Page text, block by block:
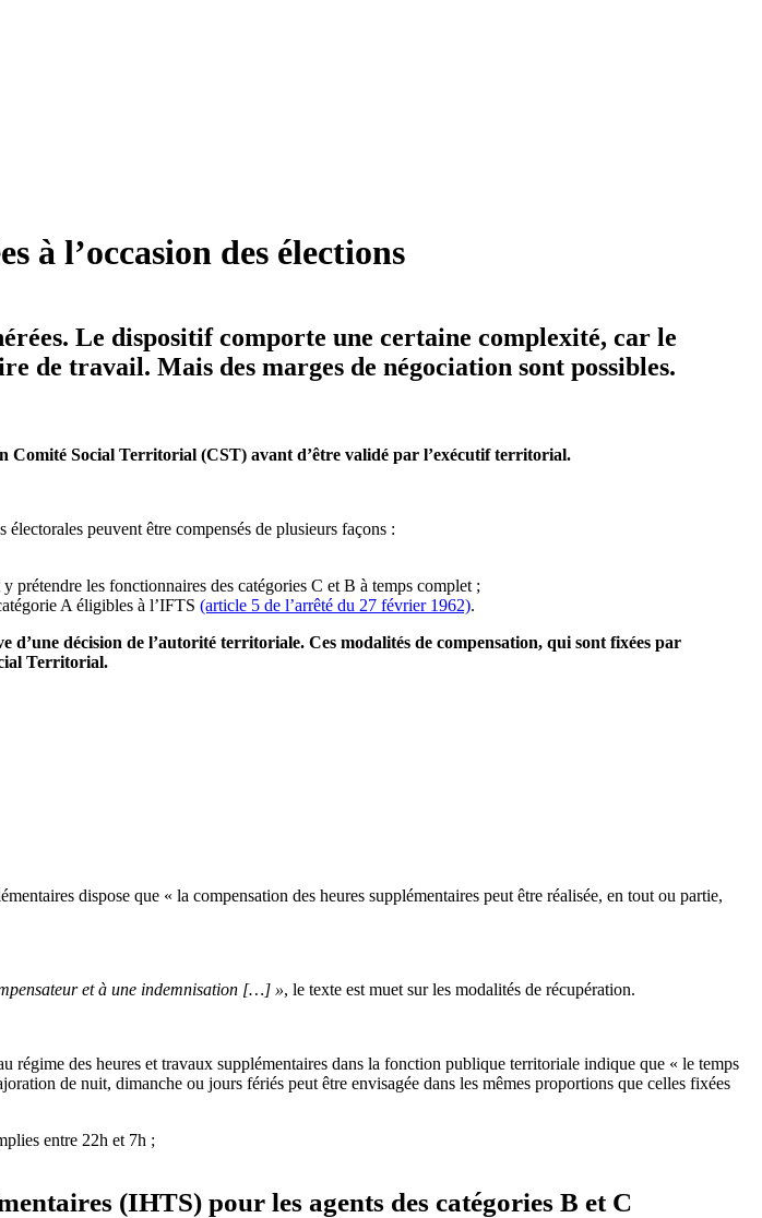
à l’occasion des élections
Le dispositif comporte une certaine complexité, car le
de travail. Mais des marges de négociation sont possibles.
Comité Social Territorial (CST) avant d’être validé par l’exécutif territorial.
peuvent être compensés de plusieurs façons :
prétendre les fonctionnaires des catégories C et B à temps complet ;
A éligibles à l’IFTS (article 5 de l’arrêté du 27 février 1962).
décision de l’autorité territoriale. Ces modalités de compensation, qui sont fixées par
Territorial.
dispose que « la compensation des heures supplémentaires peut être réalisée, en tout ou partie,
et à une indemnisation […] », le texte est muet sur les modalités de récupération.
des heures et travaux supplémentaires dans la fonction publique territoriale indique que « le temps
de nuit, dimanche ou jours fériés peut être envisagée dans les mêmes proportions que celles fixées
entre 22h et 7h ;
(IHTS) pour les agents des catégories B et C